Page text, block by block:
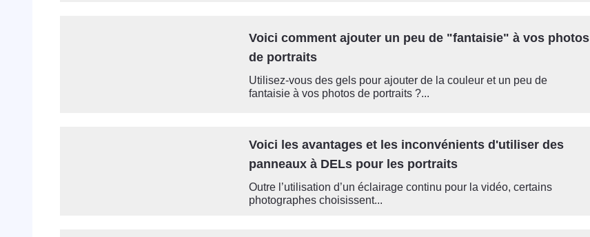
Voici comment ajouter un peu de "fantaisie" à vos photos
de portraits
Utilisez-vous des gels pour ajouter de la couleur et un peu de
fantaisie à vos photos de portraits ?...
Voici les avantages et les inconvénients d'utiliser des
panneaux à DELs pour les portraits
Outre l’utilisation d’un éclairage continu pour la vidéo, certains
photographes choisissent...